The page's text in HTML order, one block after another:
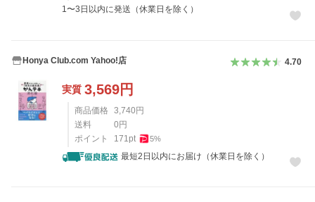
1〜3日以内に発送（休業日を除く）
Honya Club.com Yahoo!店 4.70
実質 3,569円
商品価格 3,740 円
送料
0 円
ポイント
171pt 5%
最短2日以内にお届け（休業日を除く）